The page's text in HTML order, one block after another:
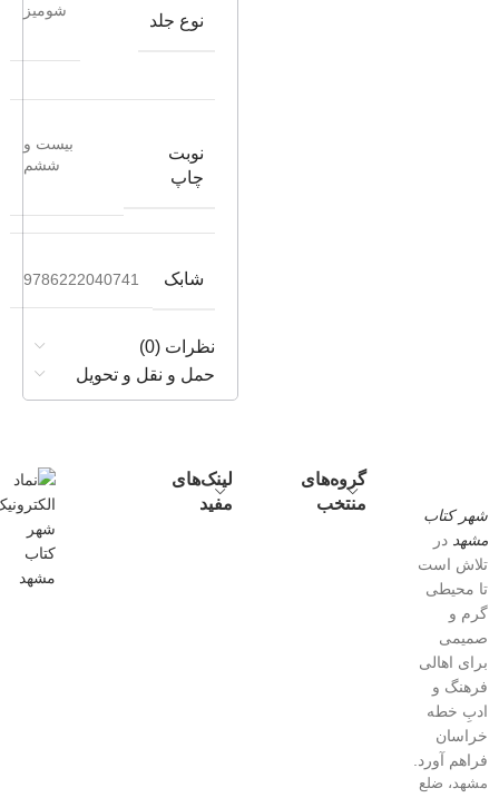
نوع جلد
شومیز
نوبت
چاپ
بیست و
ششم
شابک 9786222040741
نظرات (0)
حمل و نقل و تحویل
شهر کتاب
مشهد در
تلاش است
تا محیطی
گرم و
صمیمی
برای اهالی
فرهنگ و
ادبِ خطه
خراسان
فراهم آورد.
مشهد، ضلع
گروه‌های
منتخب
لینک‌های
مفید